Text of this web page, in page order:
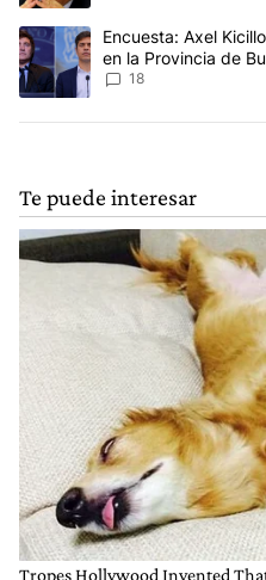
Un artículo de tendencia con
Encuesta: Axel
en la Provincia de
ganador
18